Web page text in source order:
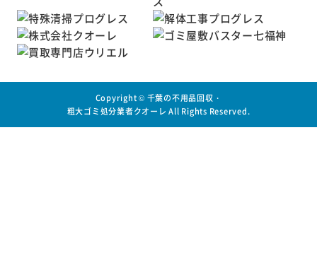
Copyright © 千葉の不用品回収・
粗大ゴミ処分業者クオーレ All Rights Reserved.